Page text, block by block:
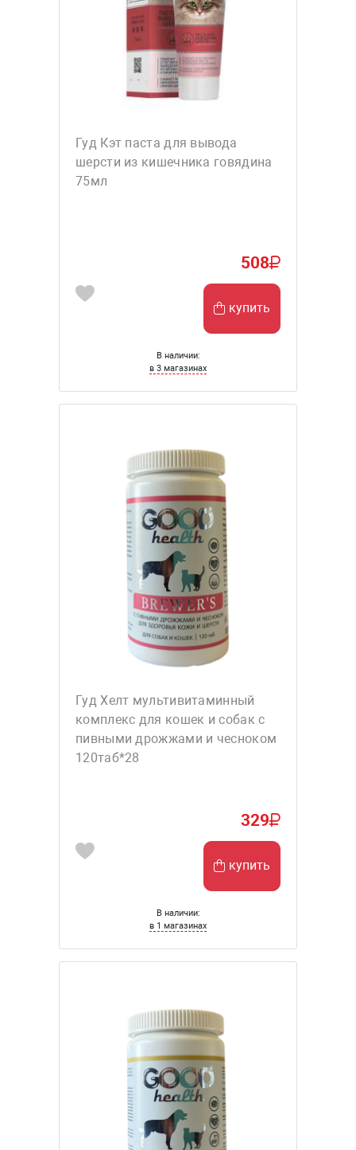
Гуд Кэт паста для вывода
шерсти из кишечника говядина
75мл
508
купить
В наличии:
в 3 магазинах
Гуд Хелт мультивитаминный
комплекс для кошек и собак с
пивными дрожжами и чесноком
120таб*28
329
купить
В наличии:
в 1 магазинах